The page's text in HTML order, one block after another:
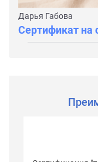
Дарья Габова
Сертификат на